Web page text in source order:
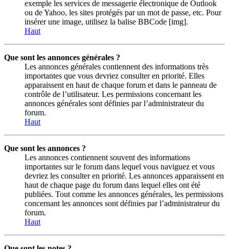
exemple les services de messagerie électronique de Outlook
ou de Yahoo, les sites protégés par un mot de passe, etc. Pour
insérer une image, utilisez la balise BBCode [img].
Haut
Que sont les annonces générales ?
Les annonces générales contiennent des informations très
importantes que vous devriez consulter en priorité. Elles
apparaissent en haut de chaque forum et dans le panneau de
contrôle de l’utilisateur. Les permissions concernant les
annonces générales sont définies par l’administrateur du
forum.
Haut
Que sont les annonces ?
Les annonces contiennent souvent des informations
importantes sur le forum dans lequel vous naviguez et vous
devriez les consulter en priorité. Les annonces apparaissent en
haut de chaque page du forum dans lequel elles ont été
publiées. Tout comme les annonces générales, les permissions
concernant les annonces sont définies par l’administrateur du
forum.
Haut